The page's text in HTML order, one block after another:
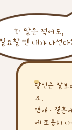
✨ 말은 적어도,
요할 땐 내가 나선
당신은 말보
요.
연애·결혼
에 조용히